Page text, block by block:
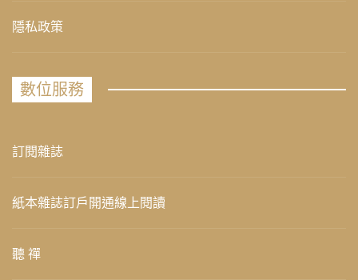
隱私政策
數位服務
訂閱雜誌
紙本雜誌訂戶開通線上閱讀
聽 禪